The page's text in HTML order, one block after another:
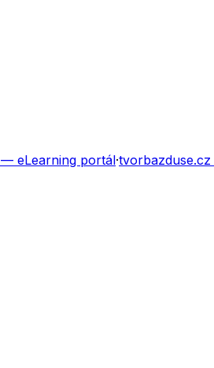
— eLearning portál·tvorbazduse.cz